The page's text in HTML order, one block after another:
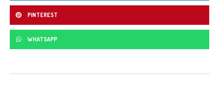
PINTEREST
WHATSAPP